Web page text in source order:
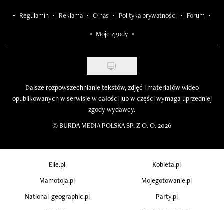
Regulamin Reklama O nas Polityka prywatności Forum
Moje zgody
Dalsze rozpowszechnianie tekstów, zdjęć i materiałów wideo
opublikowanych w serwisie w całości lub w części wymaga uprzedniej
zgody wydawcy.
© BURDA MEDIA POLSKA SP. Z O. O. 2026
Elle.pl
Kobieta.pl
Mamotoja.pl
Mojegotowanie.pl
National-geographic.pl
Party.pl